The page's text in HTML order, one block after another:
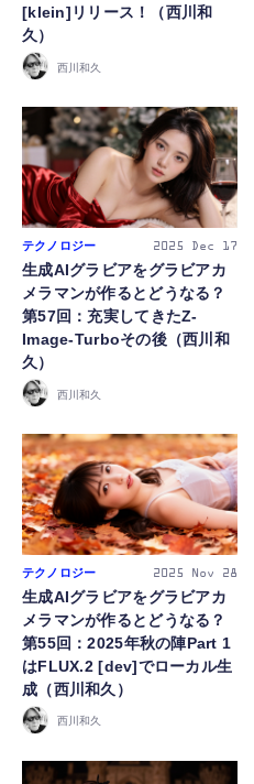
[klein]リリース！（西川和
久）
西川和久
テクノロジー 2025 Dec 17
生成AIグラビアをグラビアカ
メラマンが作るとどうなる？
第57回：充実してきたZ-
Image-Turboその後（西川和
久）
西川和久
テクノロジー 2025 Nov 28
生成AIグラビアをグラビアカ
メラマンが作るとどうなる？
第55回：2025年秋の陣Part 1
はFLUX.2 [dev]でローカル生
成（西川和久）
西川和久